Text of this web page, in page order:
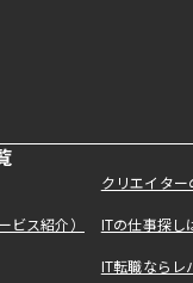
クリエイタ
ビス紹介） ITの仕事探
IT転職なら